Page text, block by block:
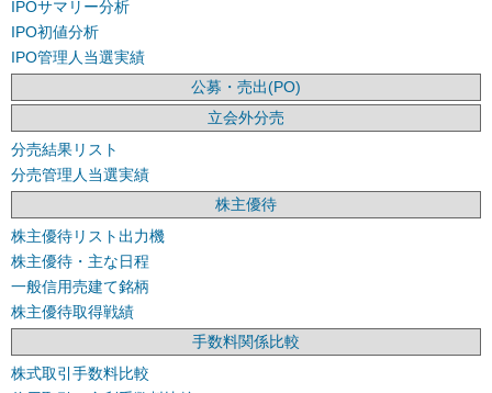
IPOサマリー分析
IPO初値分析
IPO管理人当選実績
公募・売出(PO)
立会外分売
分売結果リスト
分売管理人当選実績
株主優待
株主優待リスト出力機
株主優待・主な日程
一般信用売建て銘柄
株主優待取得戦績
手数料関係比較
株式取引手数料比較